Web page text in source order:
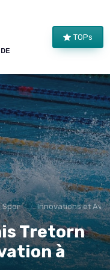
TOPs
Innovations et
Tretorn
à
×
!
structure, alertes
de nos
Pour ceux qui
une collectivité.
Alertes pièces
& sécurité